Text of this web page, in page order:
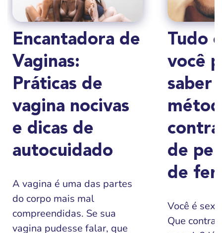
Encantadora de
Vaginas:
Práticas de
vagina nocivas
e dicas de
autocuidado
A vagina é uma das partes
do corpo mais mal
compreendidas. Se sua
vagina pudesse falar, que
Tudo
você
saber
de
de
Você é
Que